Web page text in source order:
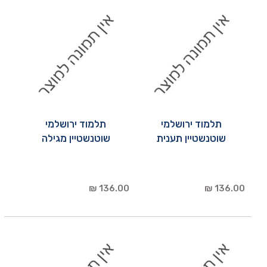
תלמוד ירושלמי
שוטנשטיין תענית
136.00 ₪
תלמוד ירושלמי
שוטנשטיין מגילה
136.00 ₪